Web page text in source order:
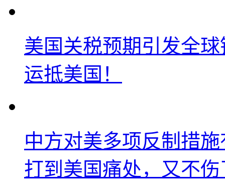
美国关税预期引发全
运抵美国！
中方对美多项反制措
打到美国痛处，又不